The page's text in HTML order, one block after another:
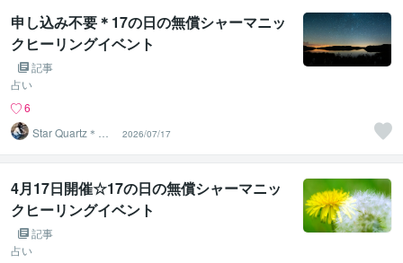
申し込み不要＊17の日の無償シャーマニッ
クヒーリングイベント
記事
占い
6
Star Quartz＊ス
タークォーツ
2026/07/17
4月17日開催☆17の日の無償シャーマニッ
クヒーリングイベント
記事
占い